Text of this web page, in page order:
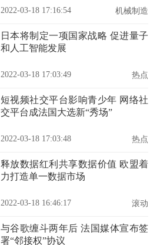
2022-03-18 17:16:54 机械制造
日本将制定一项国家战略 促进量子
和人工智能发展
2022-03-18 17:03:49 热点
短视频社交平台影响青少年 网络社
交平台成法国大选新“秀场”
2022-03-18 17:03:48 热点
释放数据红利共享数据价值 欧盟着
力打造单一数据市场
2022-03-18 16:46:17 滚动
与谷歌缠斗两年后 法国媒体宣布签
署“邻接权”协议